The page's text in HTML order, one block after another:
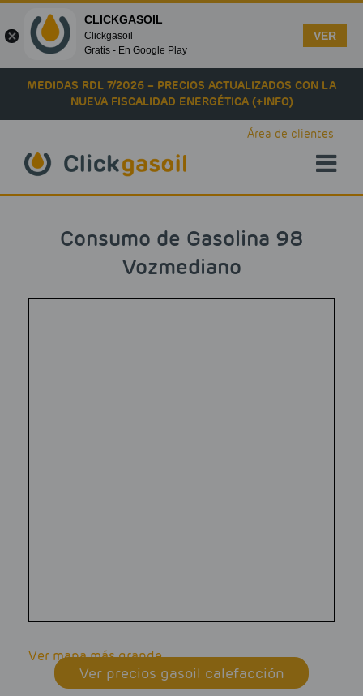
Skip to main content
MEDIDAS RDL 7/2026 – PRECIOS ACTUALIZADOS CON LA
NUEVA FISCALIDAD ENERGÉTICA (+INFO)
Área de clientes
Consumo de Gasolina 98
Vozmediano
Ver mapa más grande
Ver precios gasoil calefacción
CLICKGASOIL
Clickgasoil
Gratis - En Google Play
VER